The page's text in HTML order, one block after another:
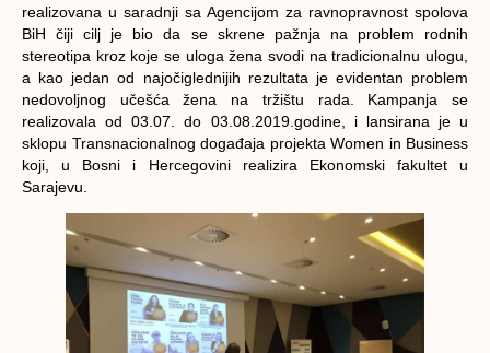
realizovana u saradnji sa Agencijom za ravnopravnost spolova
BiH čiji cilj je bio da se skrene pažnja na problem rodnih
stereotipa kroz koje se uloga žena svodi na tradicionalnu ulogu,
a kao jedan od najočiglednijih rezultata je evidentan problem
nedovoljnog učešća žena na tržištu rada. Kampanja se
realizovala od 03.07. do 03.08.2019.godine, i lansirana je u
sklopu Transnacionalnog događaja projekta Women in Business
koji, u Bosni i Hercegovini realizira Ekonomski fakultet u
Sarajevu.